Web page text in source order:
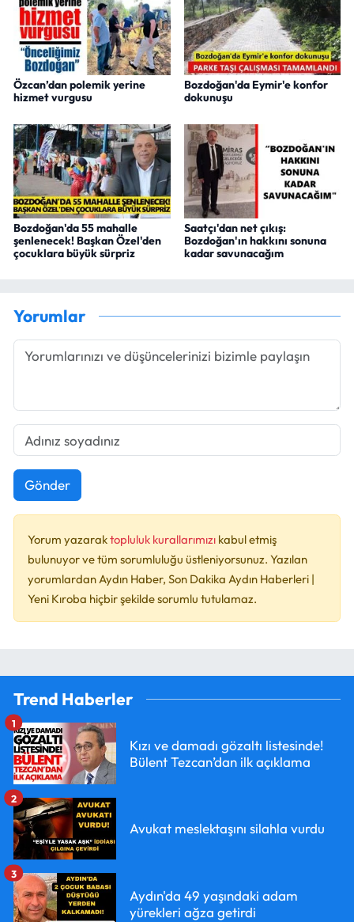
Özcan’dan polemik yerine
hizmet vurgusu
Bozdoğan'da Eymir'e konfor
dokunuşu
Bozdoğan'da 55 mahalle
şenlenecek! Başkan Özel'den
çocuklara büyük sürpriz
Saatçı'dan net çıkış:
Bozdoğan'ın hakkını sonuna
kadar savunacağım
Yorumlar
Gönder
Yorum yazaraktopluluk kurallarımızı kabul etmiş
bulunuyor ve tüm sorumluluğu üstleniyorsunuz. Yazılan
yorumlardan Aydın Haber, Son Dakika Aydın Haberleri |
Yeni Kıroba hiçbir şekilde sorumlu tutulamaz.
Trend Haberler
Kızı ve damadı gözaltı listesinde!
Bülent Tezcan’dan ilk açıklama
1
Avukat meslektaşını silahla vurdu
2
Aydın'da 49 yaşındaki adam
yürekleri ağza getirdi
3